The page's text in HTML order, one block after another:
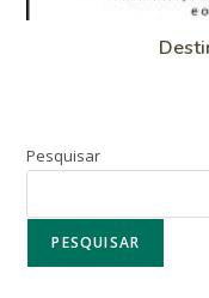
Pesquisar
PESQUISAR